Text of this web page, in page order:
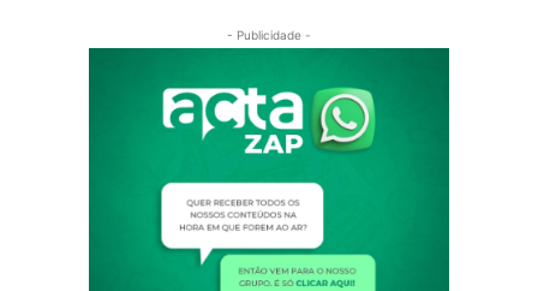
- Publicidade -